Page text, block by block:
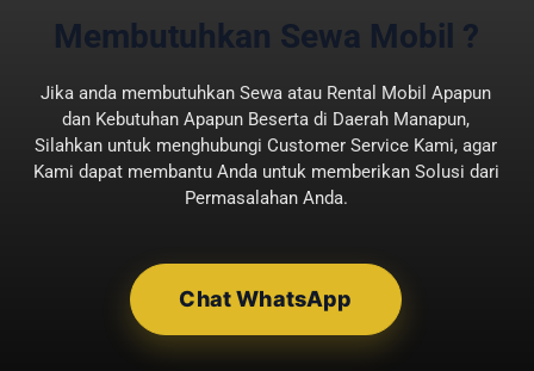
Jika ingin berangkat dari daerah
rekomendasi kendaraan yang
cocok untuk kegiatan berziarah ini.
Anda bisa memahami penjelasan
rekomendasi berikut.
Hiace Commuter adalah kendaraan
yang direkomendasikan ketika
Membutuhkan Sewa Mobil ?
Jika anda membutuhkan Sewa atau Rental Mobil Apapun
dan Kebutuhan Apapun Beserta di Daerah Manapun,
Silahkan untuk menghubungi Customer Service Kami, agar
Kami dapat membantu Anda untuk memberikan Solusi dari
Permasalahan Anda.
Chat WhatsApp